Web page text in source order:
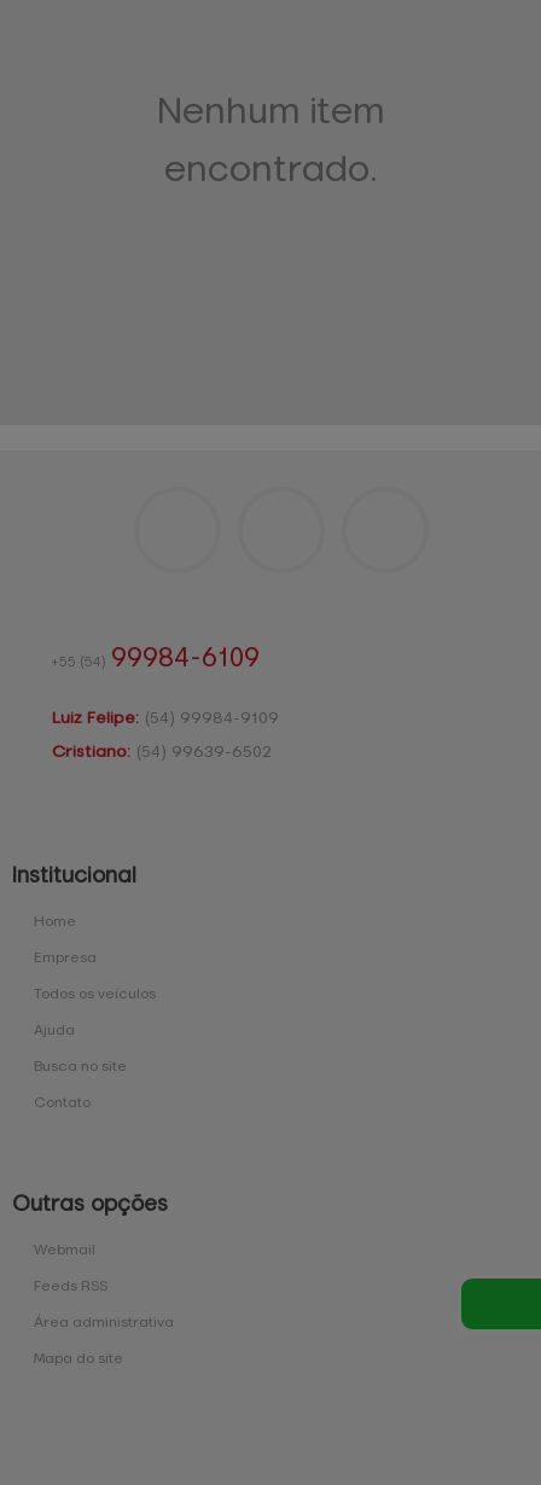
Nenhum item
encontrado.
+55 (54) 99984-6109
Luiz Felipe: (54) 99984-9109
Cristiano: (54) 99639-6502
Institucional
Home
Empresa
Todos os veículos
Ajuda
Busca no site
Contato
Outras opções
Webmail
Feeds RSS
Área administrativa
Mapa do site